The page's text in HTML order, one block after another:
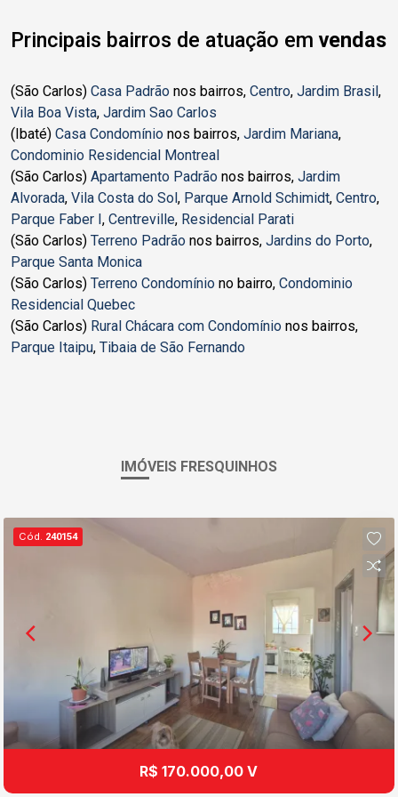
Principais bairros de atuação emvendas
(São Carlos) Casa Padrão nos bairros, Centro, Jardim Brasil,
Vila Boa Vista, Jardim Sao Carlos
(Ibaté) Casa Condomínio nos bairros, Jardim Mariana,
Condominio Residencial Montreal
(São Carlos) Apartamento Padrão nos bairros, Jardim
Alvorada, Vila Costa do Sol, Parque Arnold Schimidt, Centro,
Parque Faber I, Centreville, Residencial Parati
(São Carlos) Terreno Padrão nos bairros, Jardins do Porto,
Parque Santa Monica
(São Carlos) Terreno Condomínio no bairro, Condominio
Residencial Quebec
(São Carlos) Rural Chácara com Condomínio nos bairros,
Parque Itaipu, Tibaia de São Fernando
IMÓVEIS FRESQUINHOS
Cód. 240154
R$ 170.000,00 V